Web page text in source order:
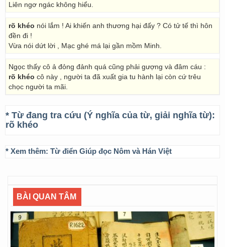
Liên ngơ ngác không hiểu.
rõ khéo nói lắm ! Ai khiến anh thương hại đấy ? Có tử tế thì hôn
đền đi !
Vừa nói dứt lời , Mạc ghé má lại gần mồm Minh.
Ngọc thấy cô ả đỏng đảnh quá cũng phải gượng và đâm cáu :
rõ khéo cô này , người ta đã xuất gia tu hành lại còn cứ trêu
chọc người ta mãi.
* Từ đang tra cứu (Ý nghĩa của từ, giải nghĩa từ):
rõ khéo
* Xem thêm: Từ điển Giúp đọc Nôm và Hán Việt
BÀI QUAN TÂM